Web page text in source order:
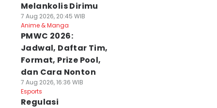
Melankolis Dirimu
7 Aug 2026, 20:45 WIB
Anime & Manga
PMWC 2026:
Jadwal, Daftar Tim,
Format, Prize Pool,
dan Cara Nonton
7 Aug 2026, 16:36 WIB
Esports
Regulasi